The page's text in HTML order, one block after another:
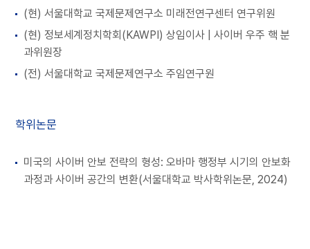
(현) 서울대학교 국제문제연구소 미래전연구센터 연구위원
(현) 정보세계정치학회(KAWPI) 상임이사 | 사이버 우주 핵 분
과위원장
(전) 서울대학교 국제문제연구소 주임연구원
학위논문
미국의 사이버 안보 전략의 형성: 오바마 행정부 시기의 안보화
과정과 사이버 공간의 변환(서울대학교 박사학위논문, 2024)